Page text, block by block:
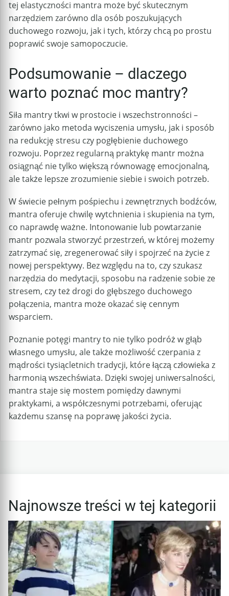
tej elastyczności mantra może być skutecznym
narzędziem zarówno dla osób poszukujących
duchowego rozwoju, jak i tych, którzy chcą po prostu
poprawić swoje samopoczucie.
Podsumowanie – dlaczego
warto poznać moc mantry?
Siła mantry tkwi w prostocie i wszechstronności –
zarówno jako metoda wyciszenia umysłu, jak i sposób
na redukcję stresu czy pogłębienie duchowego
rozwoju. Poprzez regularną praktykę mantr można
osiągnąć nie tylko większą równowagę emocjonalną,
ale także lepsze zrozumienie siebie i swoich potrzeb.
W świecie pełnym pośpiechu i zewnętrznych bodźców,
mantra oferuje chwilę wytchnienia i skupienia na tym,
co naprawdę ważne. Intonowanie lub powtarzanie
mantr pozwala stworzyć przestrzeń, w której możemy
zatrzymać się, zregenerować siły i spojrzeć na życie z
nowej perspektywy. Bez względu na to, czy szukasz
narzędzia do medytacji, sposobu na radzenie sobie ze
stresem, czy też drogi do głębszego duchowego
połączenia, mantra może okazać się cennym
wsparciem.
Poznanie potęgi mantry to nie tylko podróż w głąb
własnego umysłu, ale także możliwość czerpania z
mądrości tysiącletnich tradycji, które łączą człowieka z
harmonią wszechświata. Dzięki swojej uniwersalności,
mantra staje się mostem pomiędzy dawnymi
praktykami, a współczesnymi potrzebami, oferując
każdemu szansę na poprawę jakości życia.
Najnowsze treści w tej kategorii